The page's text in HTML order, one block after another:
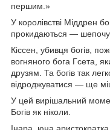
першим.»
У королівстві Міддрен
прокидаються —
Кіссен, убивця богів,
вогняного бога Гсета,
друзям. Та богів так
відроджуватися — ще
У цей вирішальний
Богів як ніколи.
Інара, юна